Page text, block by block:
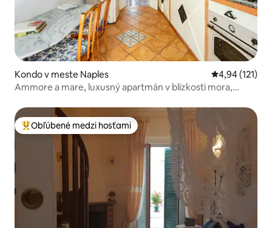
Kondo v meste Naples Priemerné
4,94 (121)
Ammore a mare, luxusný apartmán v blízkosti mora,
Najobľúbenejšie medzi hosťami
Obľúbené medzi hosťami